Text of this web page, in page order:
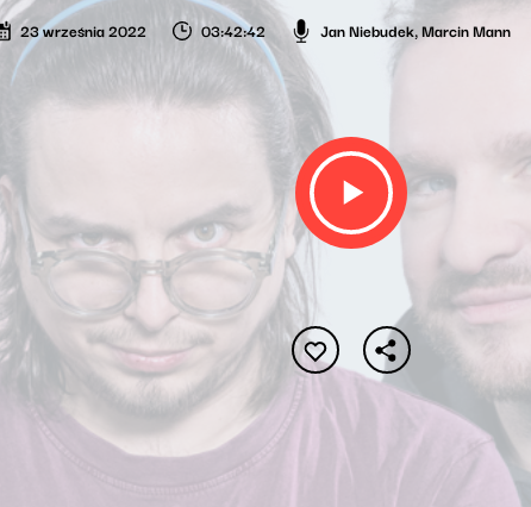
23 września 2022 03:42:42 Jan Niebudek,Marcin Mann